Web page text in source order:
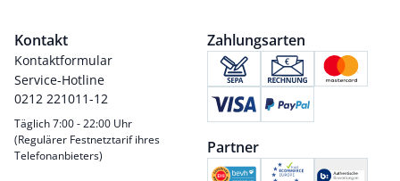
Kontakt
Kontaktformular
Service-Hotline
0212 221011-12
Täglich 7:00 - 22:00 Uhr
(Regulärer Festnetztarif ihres
Telefonanbieters)
Zahlungsarten
Partner